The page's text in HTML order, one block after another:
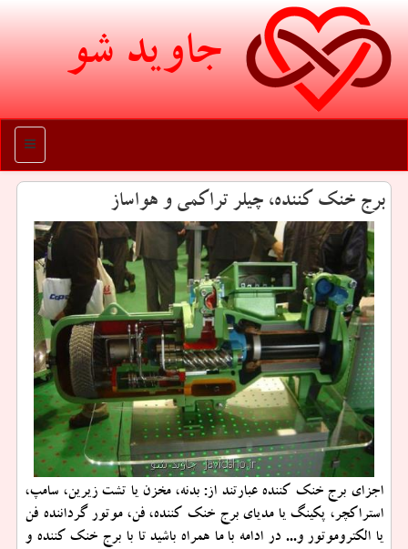
جاوید شو
منو
برج خنك كننده، چیلر تراكمی و هواساز
اجزای برج خنك كننده عبارتند از: بدنه، مخزن یا تشت زیرین، سامپ،
استراكچر، پكینگ یا مدیای برج خنك كننده، فن، موتور گرداننده فن
یا الكتروموتور و... در ادامه با ما همراه باشید تا با برج خنك كننده و